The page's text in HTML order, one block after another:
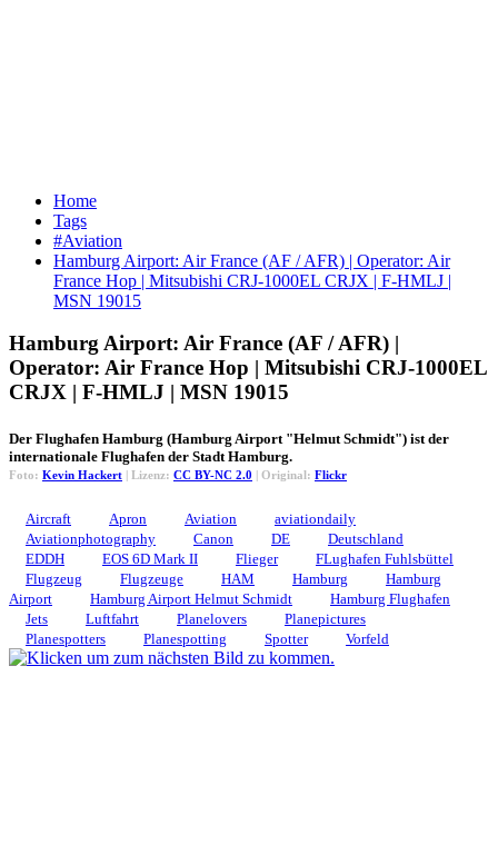
Home
Tags
#Aviation
Hamburg Airport: Air France (AF / AFR) | Operator: Air
France Hop | Mitsubishi CRJ-1000EL CRJX | F-HMLJ |
MSN 19015
Hamburg Airport: Air France (AF / AFR) |
Operator: Air France Hop | Mitsubishi CRJ-1000EL
CRJX | F-HMLJ | MSN 19015
Der Flughafen Hamburg (Hamburg Airport "Helmut Schmidt") ist der
internationale Flughafen der Stadt Hamburg.
Foto: Kevin Hackert | Lizenz: CC BY-NC 2.0 | Original: Flickr
Aircraft Apron Aviation
aviationdaily
Aviationphotography
Canon DE
Deutschland
EDDH
EOS 6D Mark II Flieger
FLughafen Fuhlsbüttel
Flugzeug
Flugzeuge HAM Hamburg
Hamburg
Airport
Hamburg Airport Helmut Schmidt
Hamburg Flughafen
Jets
Luftfahrt Planelovers
Planepictures
Planespotters
Planespotting Spotter Vorfeld